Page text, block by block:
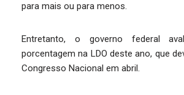
para mais ou para menos.
Entretanto, o governo federal
porcentagem na LDO deste ano, que
Congresso Nacional em abril.